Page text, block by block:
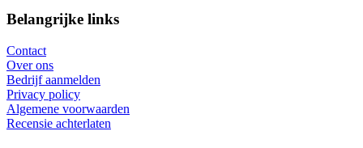
Belangrijke links
Contact
Over ons
Bedrijf aanmelden
Privacy policy
Algemene voorwaarden
Recensie achterlaten